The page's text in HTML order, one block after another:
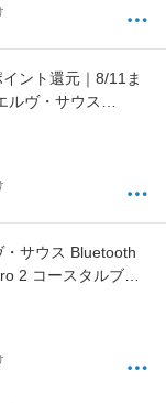
ント還元｜8/11ま
ルヴ・サウス
AirFly Pro 2 TWS-
サウス Bluetooth
2 コースタルブル